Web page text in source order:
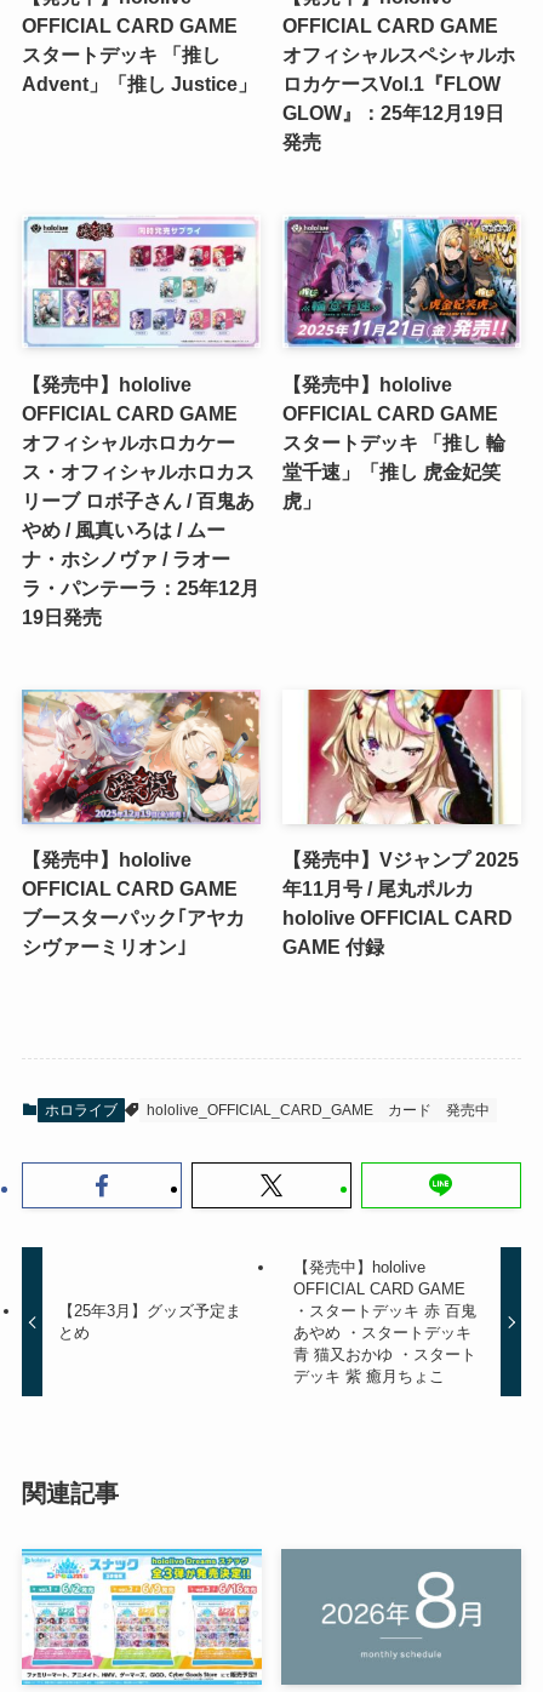
OFFICIAL CARD GAME
スタートデッキ 「推し
Advent」「推し Justice」
OFFICIAL CARD GAME
オフィシャルスペシャルホ
ロカケースVol.1『FLOW
GLOW』：25年12月19日
発売
【発売中】hololive
OFFICIAL CARD GAME
オフィシャルホロカケー
ス・オフィシャルホロカス
リーブ ロボ子さん / 百鬼あ
やめ / 風真いろは / ムー
ナ・ホシノヴァ / ラオー
ラ・パンテーラ：25年12月
19日発売
【発売中】hololive
OFFICIAL CARD GAME
スタートデッキ 「推し 輪
堂千速」「推し 虎金妃笑
虎」
【発売中】hololive
OFFICIAL CARD GAME
ブースターパック｢アヤカ
シヴァーミリオン｣
【発売中】Vジャンプ 2025
年11月号 / 尾丸ポルカ
hololive OFFICIAL CARD
GAME 付録
ホロライブ hololive_OFFICIAL_CARD_GAME カード 発売中
【25年3月】グッズ予定ま
とめ
【発売中】hololive
OFFICIAL CARD GAME
・スタートデッキ 赤 百鬼
あやめ ・スタートデッキ
青 猫又おかゆ ・スタート
デッキ 紫 癒月ちょこ
関連記事